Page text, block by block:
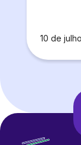
10 de